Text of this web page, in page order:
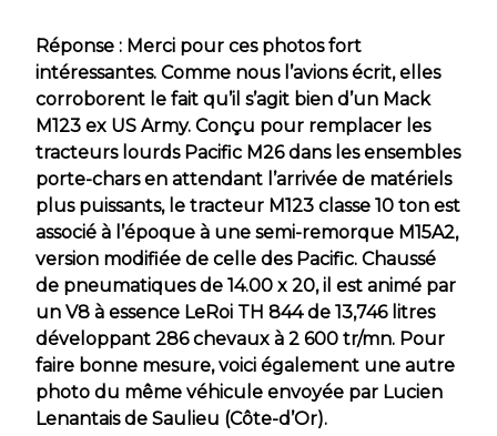
Réponse : Merci pour ces photos fort
intéressantes. Comme nous l’avions écrit, elles
corroborent le fait qu’il s’agit bien d’un Mack
M123 ex US Army. Conçu pour remplacer les
tracteurs lourds Pacific M26 dans les ensembles
porte-chars en attendant l’arrivée de matériels
plus puissants, le tracteur M123 classe 10 ton est
associé à l’époque à une semi-remorque M15A2,
version modifiée de celle des Pacific. Chaussé
de pneumatiques de 14.00 x 20, il est animé par
un V8 à essence LeRoi TH 844 de 13,746 litres
développant 286 chevaux à 2 600 tr/mn. Pour
faire bonne mesure, voici également une autre
photo du même véhicule envoyée par Lucien
Lenantais de Saulieu (Côte-d’Or).